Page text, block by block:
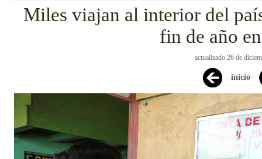
Miles viajan al interior del
fin de año
actualizado 26 de
inicio